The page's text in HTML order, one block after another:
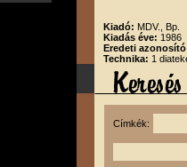
Kiadó: MDV., Bp.
Kiadás éve: 1986
Eredeti
Technika: 1
Címkék: